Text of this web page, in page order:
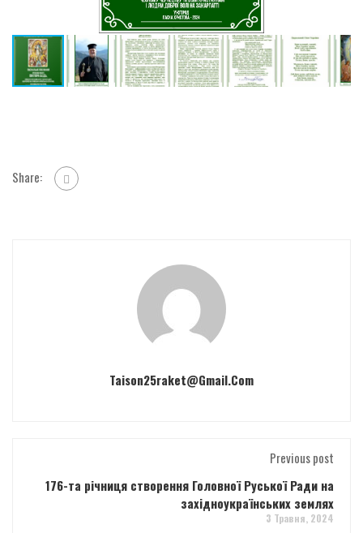
Share:
Taison25raket@gmail.com
Previous post
176-та річниця створення Головної Руської Ради на
західноукраїнських землях
3 Травня, 2024